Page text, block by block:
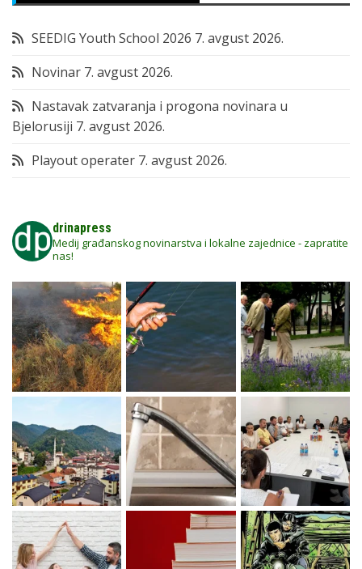
SEEDIG Youth School 2026 7. avgust 2026.
Novinar 7. avgust 2026.
Nastavak zatvaranja i progona novinara u
Bjelorusiji 7. avgust 2026.
Playout operater 7. avgust 2026.
drinapress
Medij građanskog novinarstva i lokalne zajednice - zapratite
nas!